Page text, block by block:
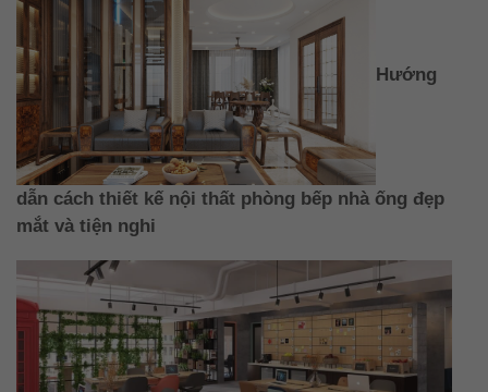
Hướng
dẫn cách thiết kế nội thất phòng bếp nhà ống đẹp
mắt và tiện nghi